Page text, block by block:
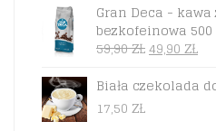
Gran Deca -
bezkofeinowa 500
59,90ZŁPIERWOTNA
WYNOSIŁA:
49,90ZŁ
Biała czekolada
17,50 ZŁ